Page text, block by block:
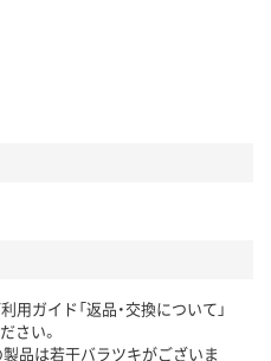
用ガイド「返品・交換について」
さい。
品は若干バラツキがございま